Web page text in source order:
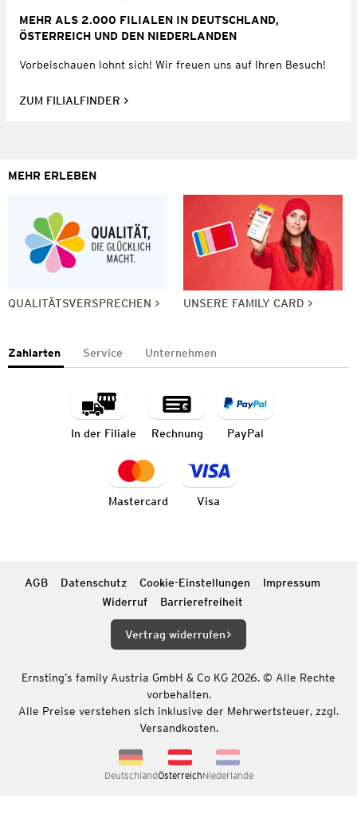
MEHR ALS 2.000 FILIALEN IN DEUTSCHLAND,
ÖSTERREICH UND DEN NIEDERLANDEN
Vorbeischauen lohnt sich! Wir freuen uns auf Ihren Besuch!
ZUM FILIALFINDER
MEHR ERLEBEN
QUALITÄTSVERSPRECHEN UNSERE FAMILY CARD
Zahlarten Service Unternehmen
In der Filiale Rechnung PayPal
Mastercard Visa
AGB Datenschutz Cookie-Einstellungen
Impressum
Widerruf
Barrierefreiheit
Vertrag widerrufen
Ernsting’s family Austria GmbH & Co KG 2026. © Alle Rechte
vorbehalten.
Alle Preise verstehen sich inklusive der Mehrwertsteuer, zzgl.
Versandkosten.
DeutschlandÖsterreichNiederlande